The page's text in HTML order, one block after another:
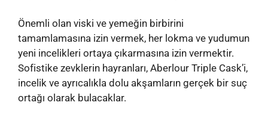
Önemli olan viski ve yemeğin birbirini
tamamlamasına izin vermek, her lokma ve yudumun
yeni incelikleri ortaya çıkarmasına izin vermektir.
Sofistike zevklerin hayranları, Aberlour Triple Cask’i,
incelik ve ayrıcalıkla dolu akşamların gerçek bir suç
ortağı olarak bulacaklar.